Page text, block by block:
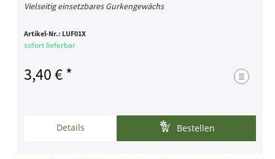
Vielseitig einsetzbares Gurkengewächs
Artikel-Nr.: LUF01X
sofort lieferbar
3,40 € *
Details Bestellen